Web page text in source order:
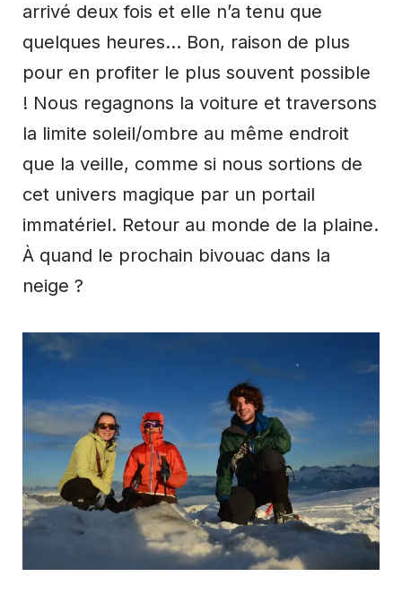
arrivé deux fois et elle n’a tenu que
quelques heures… Bon, raison de plus
pour en profiter le plus souvent possible
! Nous regagnons la voiture et traversons
la limite soleil/ombre au même endroit
que la veille, comme si nous sortions de
cet univers magique par un portail
immatériel. Retour au monde de la plaine.
À quand le prochain bivouac dans la
neige ?